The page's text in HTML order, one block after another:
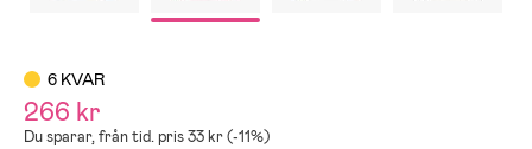
6 KVAR
266 kr
Du sparar, från tid. pris 33 kr (-11%)